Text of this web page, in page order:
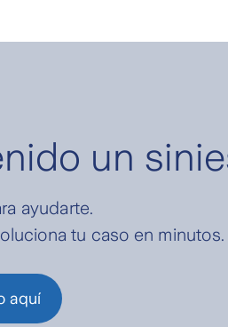
un
ayudarte.
tu caso en minutos.
aquí